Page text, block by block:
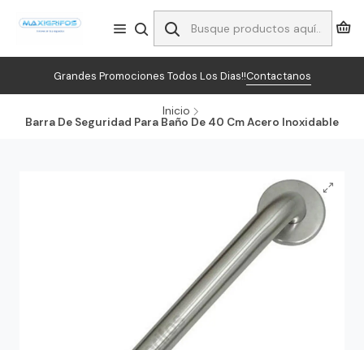
Grandes Promociones Todos Los Dias!!Contactanos
Inicio
Barra De Seguridad Para Baño De 40 Cm Acero Inoxidable